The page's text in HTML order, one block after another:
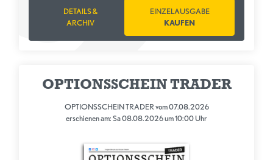
DETAILS &
ARCHIV
EINZELAUSGABE
KAUFEN
OPTIONSSCHEIN TRADER
OPTIONSSCHEIN TRADER vom 07.08.2026
erschienen am: Sa 08.08.2026 um 10:00 Uhr